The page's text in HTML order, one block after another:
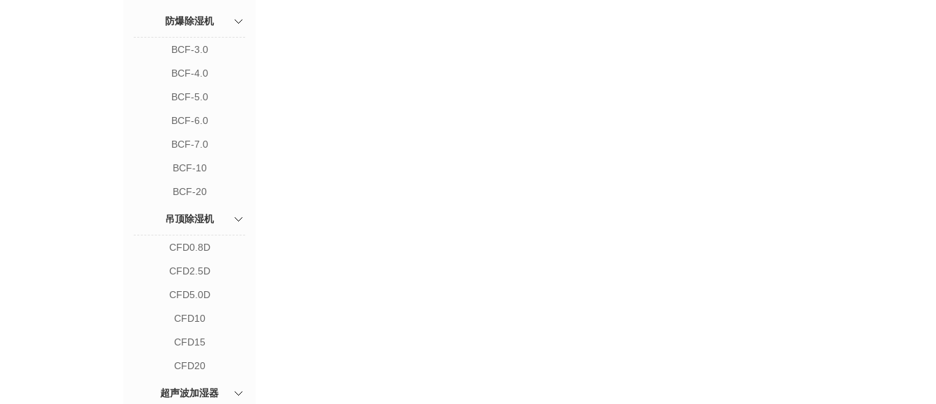
防爆除湿机
BCF-3.0
BCF-4.0
BCF-5.0
BCF-6.0
BCF-7.0
BCF-10
BCF-20
吊顶除湿机
CFD0.8D
CFD2.5D
CFD5.0D
CFD10
CFD15
CFD20
超声波加湿器